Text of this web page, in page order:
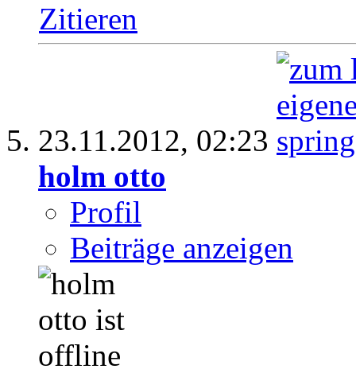
Zitieren
23.11.2012, 02:23
holm otto
Profil
Beiträge anzeigen